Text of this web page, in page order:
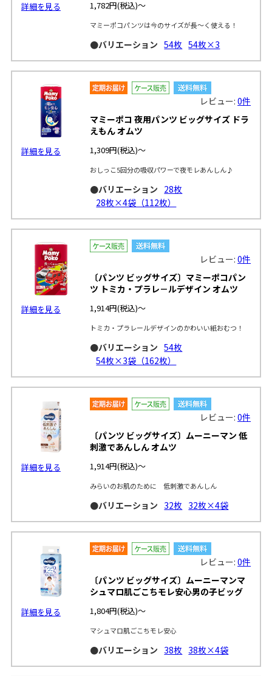
詳細を見る 1,782円(税込)～
マミーポコパンツは今のサイズが長～く使える！
●バリエーション 54枚 54枚×3
詳細を見る
レビュー:0件
マミーポコ 夜用パンツ ビッグサイズ ドラ
えもん オムツ
1,309円(税込)～
おしっこ5回分の吸収パワーで夜モレあんしん♪
●バリエーション 28枚
28枚×4袋（112枚）
詳細を見る
レビュー:0件
〔パンツ ビッグサイズ〕マミーポコパン
ツ トミカ・プラレ－ルデザイン オムツ
1,914円(税込)～
トミカ・プラレールデザインのかわいい紙おむつ！
●バリエーション 54枚
54枚×3袋（162枚）
詳細を見る
レビュー:0件
〔パンツ ビッグサイズ〕ムーニーマン 低
刺激であんしん オムツ
1,914円(税込)～
みらいのお肌のために 低刺激であんしん
●バリエーション 32枚 32枚×4袋
詳細を見る
レビュー:0件
〔パンツ ビッグサイズ〕ムーニーマンマ
シュマロ肌ごこちモレ安心男の子ビッグ
1,804円(税込)～
マシュマロ肌ごこちモレ安心
●バリエーション 38枚 38枚×4袋